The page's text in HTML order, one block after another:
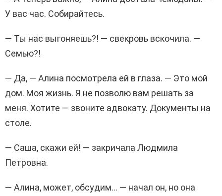
У вас час. Собирайтесь.
— Ты нас выгоняешь?! — свекровь вскочила. —
Семью?!
— Да, — Алина посмотрела ей в глаза. — Это мой
дом. Моя жизнь. Я не позволю вам решать за
меня. Хотите — звоните адвокату. Документы на
столе.
— Саша, скажи ей! — закричала Людмила
Петровна.
— Алина, может, обсудим… — начал он, но она